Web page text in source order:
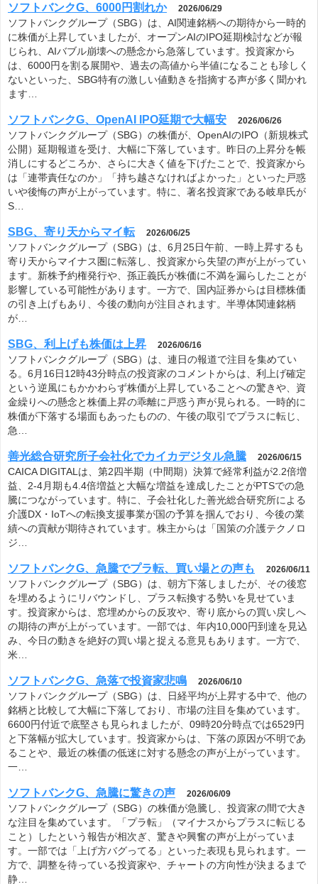
ソフトバンクG、6000円割れか 2026/06/29
ソフトバンクグループ（SBG）は、AI関連銘柄への期待から一時的
に株価が上昇していましたが、オープンAIのIPO延期検討などが報
じられ、AIバブル崩壊への懸念から急落しています。投資家から
は、6000円を割る展開や、過去の高値から半値になることも珍しく
ないといった、SBG特有の激しい値動きを指摘する声が多く聞かれ
ます…
ソフトバンクG、OpenAI IPO延期で大幅安 2026/06/26
ソフトバンクグループ（SBG）の株価が、OpenAIのIPO（新規株式
公開）延期報道を受け、大幅に下落しています。昨日の上昇分を帳
消しにするどころか、さらに大きく値を下げたことで、投資家から
は「連帯責任なのか」「持ち越さなければよかった」といった戸惑
いや後悔の声が上がっています。特に、著名投資家である岐阜氏が
S…
SBG、寄り天からマイ転 2026/06/25
ソフトバンクグループ（SBG）は、6月25日午前、一時上昇するも
寄り天からマイナス圏に転落し、投資家から失望の声が上がってい
ます。新株予約権発行や、孫正義氏が株価に不満を漏らしたことが
影響している可能性があります。一方で、国内証券からは目標株価
の引き上げもあり、今後の動向が注目されます。半導体関連銘柄
が…
SBG、利上げも株価は上昇 2026/06/16
ソフトバンクグループ（SBG）は、連日の報道で注目を集めてい
る。6月16日12時43分時点の投資家のコメントからは、利上げ確定
という逆風にもかかわらず株価が上昇していることへの驚きや、資
金繰りへの懸念と株価上昇の乖離に戸惑う声が見られる。一時的に
株価が下落する場面もあったものの、午後の取引でプラスに転じ、
急…
善光総合研究所子会社化でカイカデジタル急騰 2026/06/15
CAICA DIGITALは、第2四半期（中間期）決算で経常利益が2.2倍増
益、2-4月期も4.4倍増益と大幅な増益を達成したことがPTSでの急
騰につながっています。特に、子会社化した善光総合研究所による
介護DX・IoTへの転換支援事業が国の予算を掴んでおり、今後の業
績への貢献が期待されています。株主からは「国策の介護テクノロ
ジ…
ソフトバンクG、急騰でプラ転、買い場との声も 2026/06/11
ソフトバンクグループ（SBG）は、朝方下落しましたが、その後窓
を埋めるようにリバウンドし、プラス転換する勢いを見せていま
す。投資家からは、窓埋めからの反攻や、寄り底からの買い戻しへ
の期待の声が上がっています。一部では、年内10,000円到達を見込
み、今日の動きを絶好の買い場と捉える意見もあります。一方で、
米…
ソフトバンクG、急落で投資家悲鳴 2026/06/10
ソフトバンクグループ（SBG）は、日経平均が上昇する中で、他の
銘柄と比較して大幅に下落しており、市場の注目を集めています。
6600円付近で底堅さも見られましたが、09時20分時点では6529円
と下落幅が拡大しています。投資家からは、下落の原因が不明であ
ることや、最近の株価の低迷に対する懸念の声が上がっています。
一…
ソフトバンクG、急騰に驚きの声 2026/06/09
ソフトバンクグループ（SBG）の株価が急騰し、投資家の間で大き
な注目を集めています。「プラ転」（マイナスからプラスに転じる
こと）したという報告が相次ぎ、驚きや興奮の声が上がっていま
す。一部では「上げ方バグってる」といった表現も見られます。一
方で、調整を待っている投資家や、チャートの方向性が決まるまで
静…